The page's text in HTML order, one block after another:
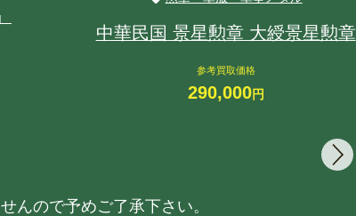
中華民国 景星勲章 大綬景星勲章
参考買取価格
290,000円
んので予めご了承下さい。